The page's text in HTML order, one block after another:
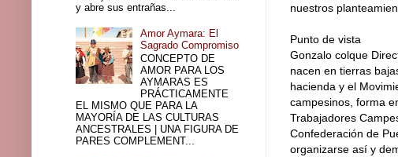
nuestros
Punto de vista
Gonzalo colque
nacen en tierras
hacienda y el
campesinos, forma
Trabajadores
Confederación de
organizarse así y
y abre sus entrañas...
Amor Aymara: El
Sagrado Compromiso
CONCEPTO DE
AMOR PARA LOS
AYMARAS ES
PRÁCTICAMENTE
EL MISMO QUE PARA LA
MAYORÍA DE LAS CULTURAS
ANCESTRALES | UNA FIGURA DE
PARES COMPLEMENT...